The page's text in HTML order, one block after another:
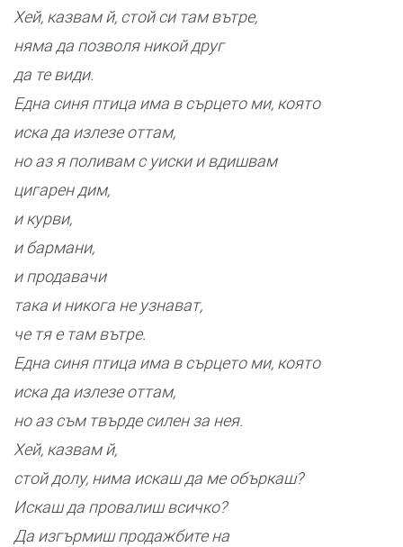
Хей, казвам й, стой си там вътре,
няма да позволя никой друг
да те види.
Една синя птица има в сърцето ми, която
иска да излезе оттам,
но аз я поливам с уиски и вдишвам
цигарен дим,
и курви,
и бармани,
и продавачи
така и никога не узнават,
че тя е там вътре.
Една синя птица има в сърцето ми, която
иска да излезе оттам,
но аз съм твърде силен за нея.
Хей, казвам й,
стой долу, нима искаш да ме объркаш?
Искаш да провалиш всичко?
Да изгърмиш продажбите на